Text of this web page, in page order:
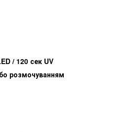
/ 120 сек UV
розмочуванням